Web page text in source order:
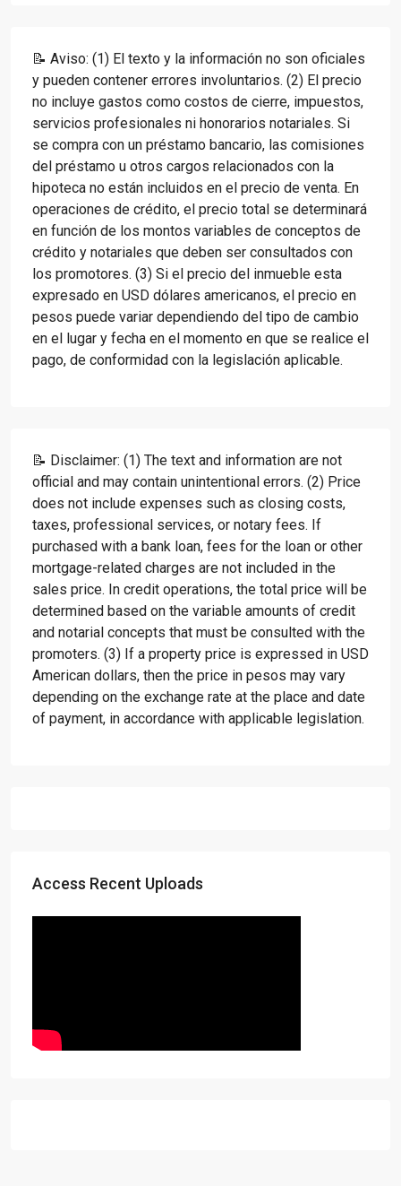
📝 Aviso: (1) El texto y la información no son oficiales
y pueden contener errores involuntarios. (2) El precio
no incluye gastos como costos de cierre, impuestos,
servicios profesionales ni honorarios notariales. Si
se compra con un préstamo bancario, las comisiones
del préstamo u otros cargos relacionados con la
hipoteca no están incluidos en el precio de venta. En
operaciones de crédito, el precio total se determinará
en función de los montos variables de conceptos de
crédito y notariales que deben ser consultados con
los promotores. (3) Si el precio del inmueble esta
expresado en USD dólares americanos, el precio en
pesos puede variar dependiendo del tipo de cambio
en el lugar y fecha en el momento en que se realice el
pago, de conformidad con la legislación aplicable.
📝 Disclaimer: (1) The text and information are not
official and may contain unintentional errors. (2) Price
does not include expenses such as closing costs,
taxes, professional services, or notary fees. If
purchased with a bank loan, fees for the loan or other
mortgage-related charges are not included in the
sales price. In credit operations, the total price will be
determined based on the variable amounts of credit
and notarial concepts that must be consulted with the
promoters. (3) If a property price is expressed in USD
American dollars, then the price in pesos may vary
depending on the exchange rate at the place and date
of payment, in accordance with applicable legislation.
Access Recent Uploads